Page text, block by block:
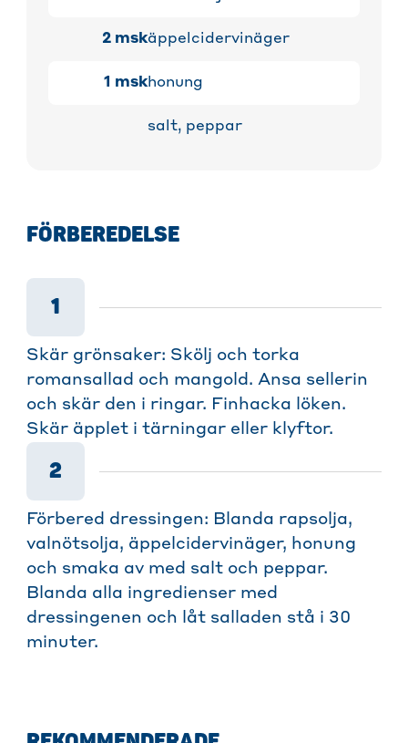
2 mskäppelcidervinäger
1 mskhonung
salt, peppar
FÖRBEREDELSE
1
Skär grönsaker: Skölj och torka
romansallad och mangold. Ansa sellerin
och skär den i ringar. Finhacka löken.
Skär äpplet i tärningar eller klyftor.
2
Förbered dressingen: Blanda rapsolja,
valnötsolja, äppelcidervinäger, honung
och smaka av med salt och peppar.
Blanda alla ingredienser med
dressingenen och låt salladen stå i 30
minuter.